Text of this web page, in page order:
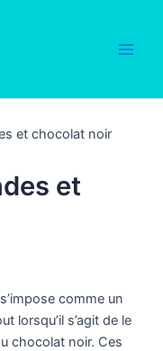
et chocolat noir
et
comme un
lorsqu’il s’agit de le
chocolat noir. Ces